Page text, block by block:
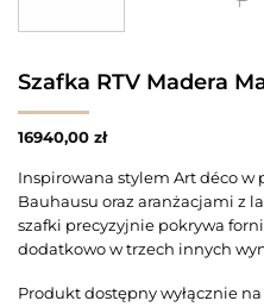
Szafka RTV Madera
16940,00 zł
Inspirowana stylem Art déco w
Bauhausu oraz aranżacjami z
szafki precyzyjnie pokrywa
dodatkowo w trzech innych
Produkt dostępny wyłącznie